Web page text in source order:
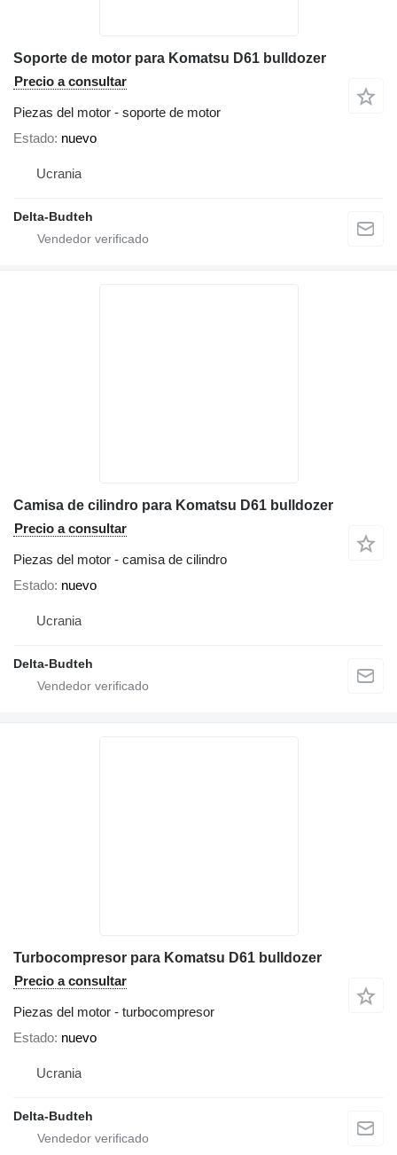
Soporte de motor para Komatsu D61 bulldozer
Precio a consultar
Piezas del motor - soporte de motor
Estado nuevo
Ucrania
Delta-Budteh
Camisa de cilindro para Komatsu D61 bulldozer
Precio a consultar
Piezas del motor - camisa de cilindro
Estado nuevo
Ucrania
Delta-Budteh
Turbocompresor para Komatsu D61 bulldozer
Precio a consultar
Piezas del motor - turbocompresor
Estado nuevo
Ucrania
Delta-Budteh